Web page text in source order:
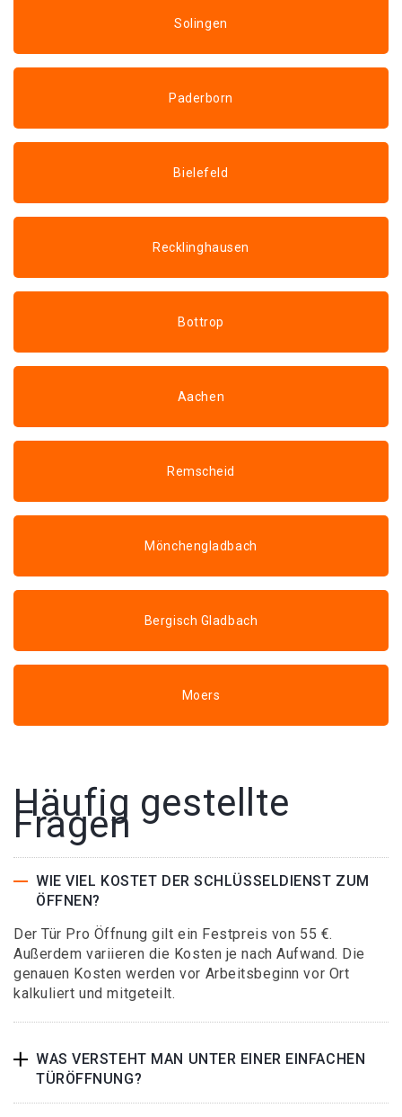
Solingen
Paderborn
Bielefeld
Recklinghausen
Bottrop
Aachen
Remscheid
Mönchengladbach
Bergisch Gladbach
Moers
Häufig gestellte
Fragen
WIE VIEL KOSTET DER SCHLÜSSELDIENST ZUM
ÖFFNEN?
Der Tür Pro Öffnung gilt ein Festpreis von 55 €.
Außerdem variieren die Kosten je nach Aufwand. Die
genauen Kosten werden vor Arbeitsbeginn vor Ort
kalkuliert und mitgeteilt.
WAS VERSTEHT MAN UNTER EINER EINFACHEN
TÜRÖFFNUNG?